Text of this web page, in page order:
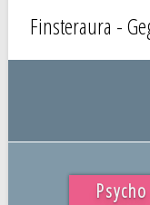
Finsteraura -
Psycho